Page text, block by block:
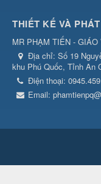
THIẾT KẾ VÀ
MR PHẠM TIẾN -
Địa chỉ: Số 19
khu Phú Quốc, Tỉnh An
Điện thoại:
Email: